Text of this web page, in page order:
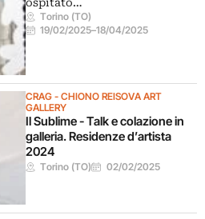
Torino (TO)
19/02/2025–18/04/2025
CRAG - CHIONO REISOVA ART
GALLERY
Il Sublime - Talk e colazione in
galleria. Residenze d’artista
2024
Torino (TO) 02/02/2025